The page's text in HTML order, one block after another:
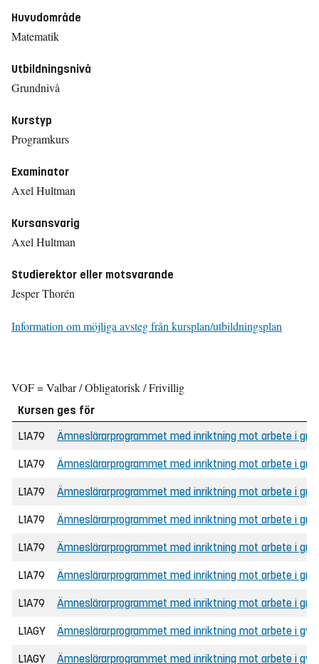
Huvudområde
Matematik
Utbildningsnivå
Grundnivå
Kurstyp
Programkurs
Examinator
Axel Hultman
Kursansvarig
Axel Hultman
Studierektor eller motsvarande
Jesper Thorén
Information om möjliga avsteg från kursplan/utbildningsplan
VOF = Valbar / Obligatorisk / Frivillig
Kursen ges för
L1A79
Ämneslärarprogrammet med inriktning mot arbete i
L1A79 Ämneslärarprogrammet med inriktning mot arbete i
L1A79 Ämneslärarprogrammet med inriktning mot arbete i
L1A79 Ämneslärarprogrammet med inriktning mot arbete i
L1A79 Ämneslärarprogrammet med inriktning mot arbete i
L1A79 Ämneslärarprogrammet med inriktning mot arbete i
L1A79 Ämneslärarprogrammet med inriktning mot arbete i
L1AGY Ämneslärarprogrammet med inriktning mot arbete i
L1AGY Ämneslärarprogrammet med inriktning mot arbete i